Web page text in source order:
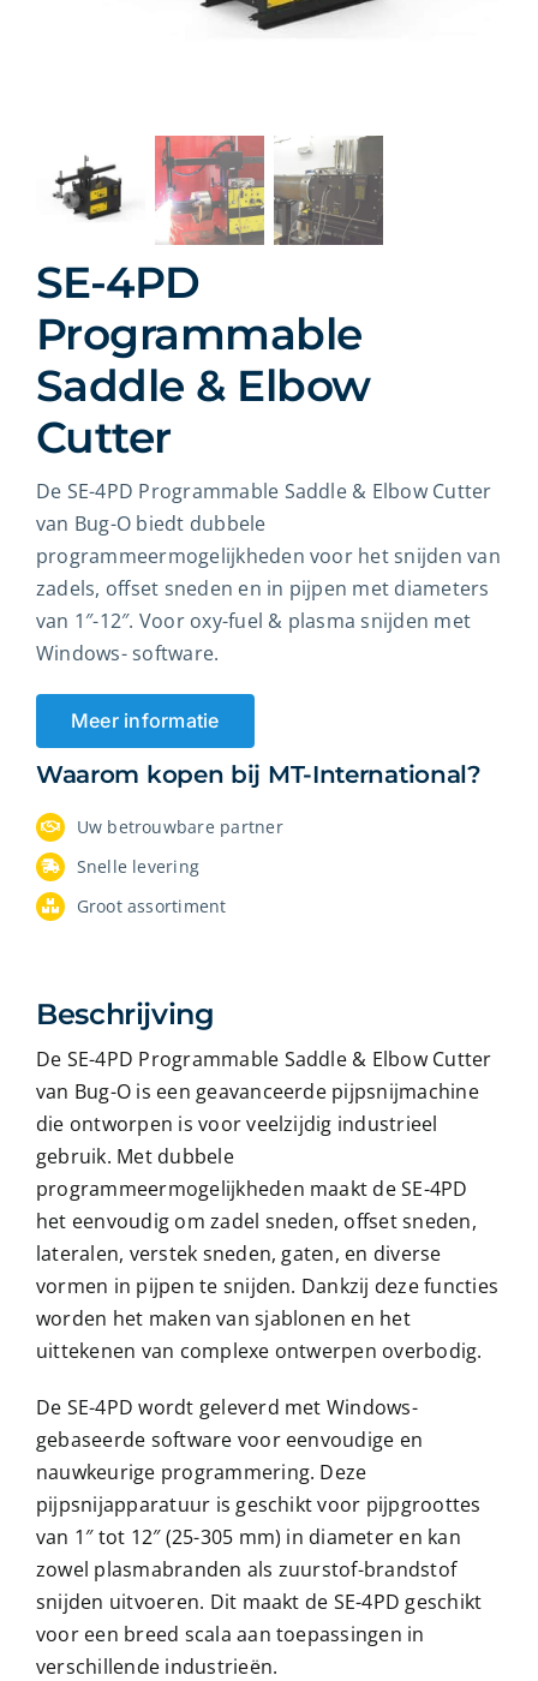
Winkelwagen
Zoeken
naar:
SE-4PD
Programmable
Saddle & Elbow
Cutter
De SE-4PD Programmable Saddle & Elbow Cutter
van Bug-O biedt dubbele
programmeermogelijkheden voor het snijden van
zadels, offset sneden en in pijpen met diameters
van 1″-12″. Voor oxy-fuel & plasma snijden met
Windows- software.
Meer informatie
Waarom kopen bij MT-International?
Uw betrouwbare partner
Snelle levering
Groot assortiment
Beschrijving
De SE-4PD Programmable Saddle & Elbow Cutter
van Bug-O is een geavanceerde pijpsnijmachine
die ontworpen is voor veelzijdig industrieel
gebruik. Met dubbele
programmeermogelijkheden maakt de SE-4PD
het eenvoudig om zadel sneden, offset sneden,
lateralen, verstek sneden, gaten, en diverse
vormen in pijpen te snijden. Dankzij deze functies
worden het maken van sjablonen en het
uittekenen van complexe ontwerpen overbodig.
De SE-4PD wordt geleverd met Windows-
gebaseerde software voor eenvoudige en
nauwkeurige programmering. Deze
pijpsnijapparatuur is geschikt voor pijpgroottes
van 1″ tot 12″ (25-305 mm) in diameter en kan
zowel plasmabranden als zuurstof-brandstof
snijden uitvoeren. Dit maakt de SE-4PD geschikt
voor een breed scala aan toepassingen in
verschillende industrieën.